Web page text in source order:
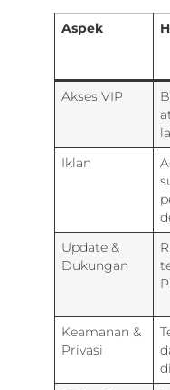
Aspek
Akses VIP
Iklan
Update &
Dukungan
Keamanan &
Privasi